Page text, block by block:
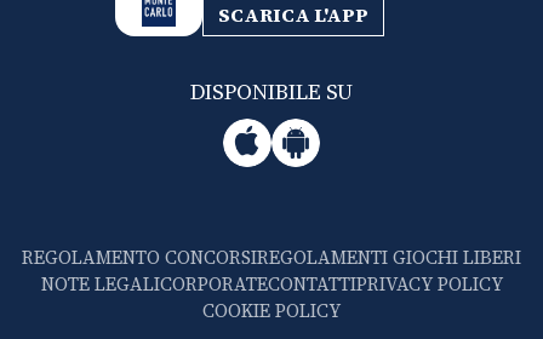
SCARICA L'APP
DISPONIBILE SU
REGOLAMENTO CONCORSIREGOLAMENTI GIOCHI LIBERI
NOTE LEGALICORPORATECONTATTIPRIVACY POLICY
COOKIE POLICY